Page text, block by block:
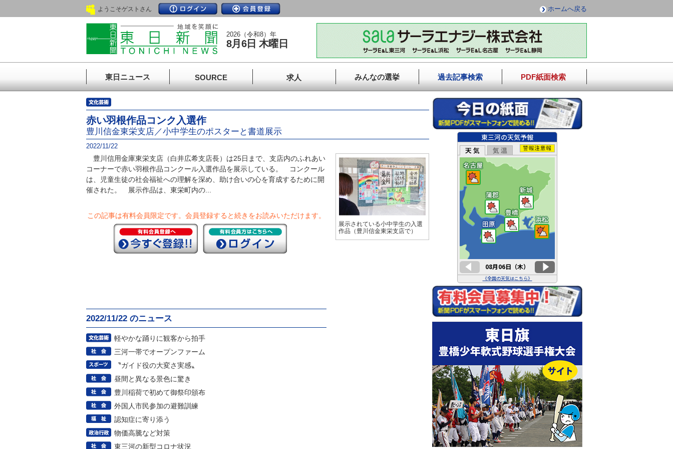
ようこそゲストさん ホームへ戻る
2026（令和8）年
8月6日 木曜日
東日ニュース SOURCE 求人 みんなの選挙 過去記事検索 PDF紙面検索
赤い羽根作品コンク入選作
豊川信金東栄支店／小中学生のポスターと書道展示
2022/11/22
豊川信用金庫東栄支店（白井広希支店長）は25日まで、支店内のふれあい
コーナーで赤い羽根作品コンクール入選作品を展示している。 コンクール
は、児童生徒の社会福祉への理解を深め、助け合いの心を育成するために開
催された。 展示作品は、東栄町内の...
この記事は有料会員限定です。 会員登録すると続きをお読みいただけます。
2022/11/22 のニュース
軽やかな踊りに観客から拍手
三河一帯でオープンファーム
〝ガイド役の大変さ実感〟
昼間と異なる景色に驚き
豊川稲荷で初めて御祭印頒布
外国人市民参加の避難訓練
認知症に寄り添う
物価高騰など対策
東三河の新型コロナ状況
展示されている小中学生の入選
作品（豊川信金東栄支店で）